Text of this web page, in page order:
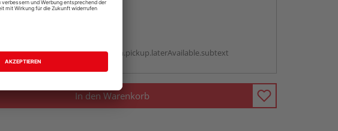
vue.ads.priceMerchantBox.option.pickup.laterAvailable.subtext
In den Warenkorb